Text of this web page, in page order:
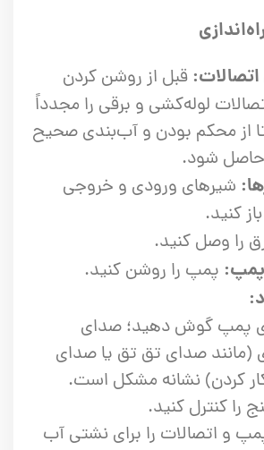
قبل از روشن کردن
لوله‌کشی و برقی را مجدداً
از محکم بودن و آب‌بندی صحیح
حاصل شود.
شیرهای ورودی و خروجی
کنید.
را وصل کنید.
پمپ را روشن کنید.
پمپ گوش دهید؛ صدای
(مانند صدای تق تق یا صدای
کردن) نشانه مشکل است.
را کنترل کنید.
و اتصالات را برای نشتی آب